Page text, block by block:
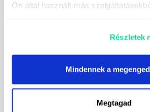
Ön által használt más
Részletek
Mindennek a
Megtagad
Přihlásil jsem se k odběru
Souhlasím se zpracováním svých
Kontaktní údaje správce údajů